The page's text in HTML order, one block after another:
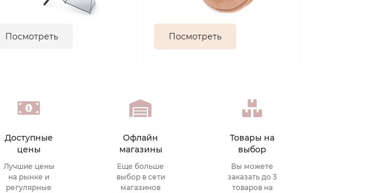
Посмотреть Посмотреть
Доступные
цены
Лучшие цены
на рынке и
регулярные
Офлайн
магазины
Еще больше
выбор в сети
магазинов
Товары на
выбор
Вы можете
заказать до 3
товаров на